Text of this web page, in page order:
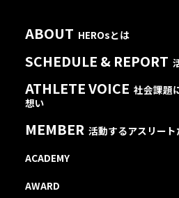
ABOUT HEROsとは
SCHEDULE & REPORT
ATHLETE VOICE 社会課題
想い
MEMBER 活動するアスリート
ACADEMY
AWARD